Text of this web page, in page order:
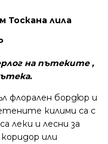
Тоскана лила
на пътеките ,
флорален бордюр и
килими са с
леки и лесни за
или